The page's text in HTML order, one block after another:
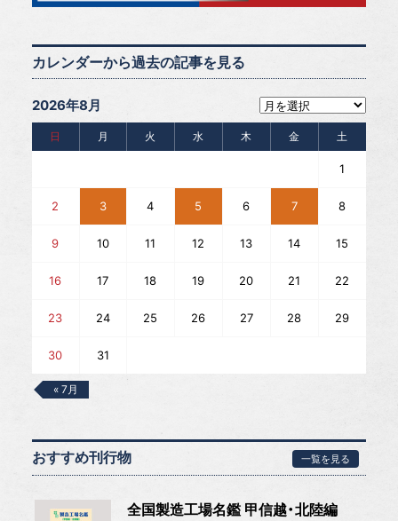
カレンダーから過去の記事を見る
2026年8月
日 月 火 水 木 金 土
1
2 3 4 5 6 7 8
9 10 11 12 13 14 15
16 17 18 19 20 21 22
23 24 25 26 27 28 29
30 31
« 7月
おすすめ刊行物 一覧を見る
全国製造工場名鑑 甲信越・北陸編